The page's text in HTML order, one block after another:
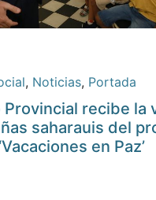
, Noticias, Portada
Provincial recibe la
saharauis del
en Paz’